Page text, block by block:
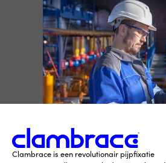
Clambrace is een revolutionair pijpfixatie